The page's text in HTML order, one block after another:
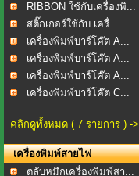
RIBBON ใช้กับเครื่องพิ...
สติ๊กเกอร์ใช้กับ เครื่...
เครื่องพิมพ์บาร์โค๊ต A...
เครื่องพิมพ์บาร์โค๊ต A...
เครื่องพิมพ์บาร์โค๊ต A...
เครื่องพิมพ์บาร์โค๊ต C...
คลิกดูทั้งหมด ( 7 รายการ ) ->
เครื่องพิมพ์สายไฟ
ตลับหมึกเครื่องพิมพ์สา...